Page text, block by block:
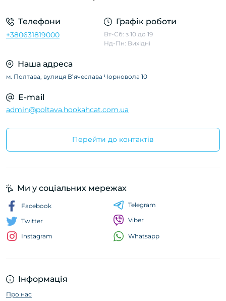
Телефони
+380631819000
Графік роботи
Вт-Сб: з 10 до 19
Нд-Пн: Вихідні
Наша адреса
м. Полтава, вулиця Вʼячеслава Чорновола 10
E-mail
admin@poltava.hookahcat.com.ua
Перейти до контактів
Інформація
Про нас
Ми у соціальних мережах
Facebook
Twitter
Instagram
Telegram
Viber
Whatsapp